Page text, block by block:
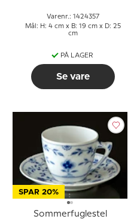
Varenr.: 1424357
Mål: H: 4 cm x B: 19 cm x D: 25
cm
PÅ LAGER
Se vare
SPAR 20%
Sommerfuglestel